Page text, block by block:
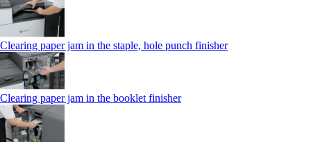
Clearing paper jam in the staple, hole punch finisher
Clearing paper jam in the booklet finisher